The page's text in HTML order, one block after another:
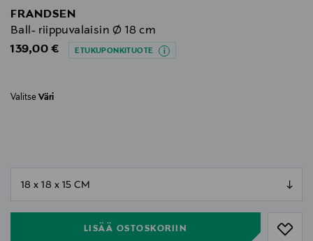
FRANDSEN
Ball- riippuvalaisin Ø 18 cm
Original Price
139,00 € ETUKUPONKITUOTE
Valitse Väri
LISÄÄ OSTOSKORIIN